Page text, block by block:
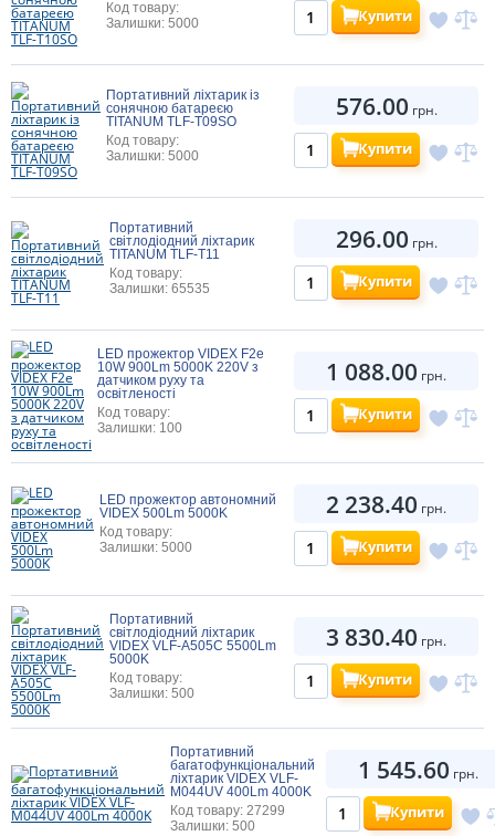
Код товару:
Залишки: 5000
Купити
Портативний ліхтарик із
сонячною батареєю
TITANUM TLF-T09SO
Код товару:
Залишки: 5000
576.00 грн.
Купити
Портативний
світлодіодний ліхтарик
TITANUM TLF-T11
Код товару:
Залишки: 65535
296.00 грн.
Купити
LED прожектор VIDEX F2e
10W 900Lm 5000K 220V з
датчиком руху та
освітленості
Код товару:
Залишки: 100
1 088.00 грн.
Купити
LED прожектор автономний
VIDEX 500Lm 5000K
Код товару:
Залишки: 5000
2 238.40 грн.
Купити
Портативний
світлодіодний ліхтарик
VIDEX VLF-A505C 5500Lm
5000K
Код товару:
Залишки: 500
3 830.40 грн.
Купити
Портативний
багатофункціональний
ліхтарик VIDEX VLF-
M044UV 400Lm 4000K
Код товару: 27299
Залишки: 500
1 545.60 грн.
Купити